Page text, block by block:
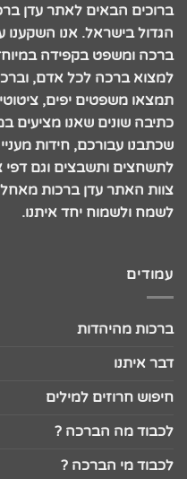
ברוכים הבאים לאתר עדן
הגדול בישראל. אנו השקענו
ברכה ומשפט בקפידה
למצוא ברכה לכל אדם,
תמצאו משפטים יפים,
כתיבה שונים שאנו מציעים
שכתבנו עבורכם, חידות
לתשחצים ותשבצים וגם דפי
צוות האתר עדן ברכות
לשמח ולשמוח יחד איתנו.
עמודים
ברכות מהיהדות
דבר איתנו
חיפוש חרוזים למילים
לכבוד מה הברכה ?
לכבוד מי הברכה ?